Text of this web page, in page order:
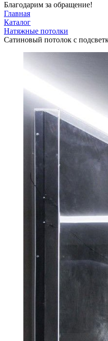
Благодарим за обращение!
Главная
Каталог
Натяжные потолки
Сатиновый потолок с